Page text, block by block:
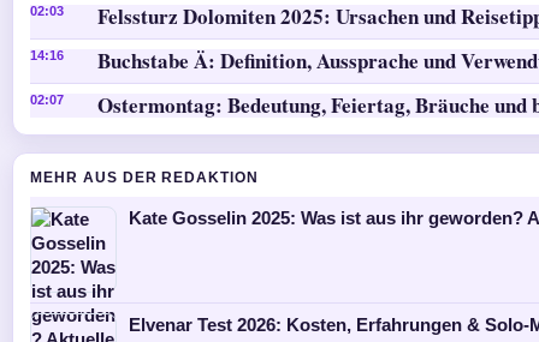
02:03 Felssturz Dolomiten 2025: Ursachen und
14:16 Buchstabe Ä: Definition, Aussprache und
02:07 Ostermontag: Bedeutung, Feiertag, Bräuche und
MEHR AUS DER REDAKTION
Kate Gosselin 2025: Was ist aus ihr geworden?
Elvenar Test 2026: Kosten, Erfahrungen & Solo-